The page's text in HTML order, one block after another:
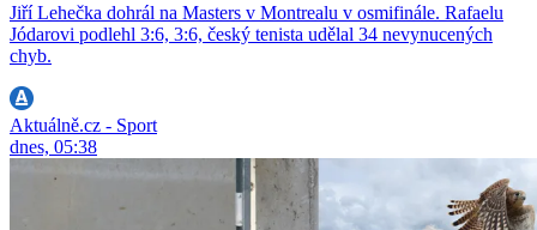
Jiří Lehečka dohrál na Masters v Montrealu v osmifinále. Rafaelu
Jódarovi podlehl 3:6, 3:6, český tenista udělal 34 nevynucených
chyb.
Aktuálně.cz - Sport
dnes, 05:38